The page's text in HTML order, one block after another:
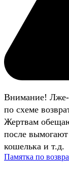
Внимание! Лже-
по схеме
Жертвам
после
кошелька и т.д.
Памятка по